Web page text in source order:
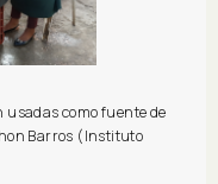
usadas como fuente de
Barros (Instituto